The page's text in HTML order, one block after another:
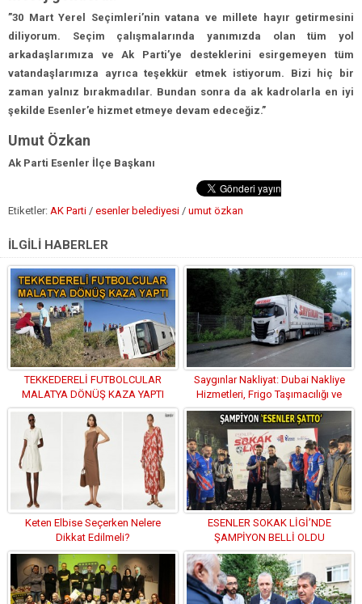
”30 Mart Yerel Seçimleri’nin vatana ve millete hayır getirmesini
diliyorum. Seçim çalışmalarında yanımızda olan tüm yol
arkadaşlarımıza ve Ak Parti’ye desteklerini esirgemeyen tüm
vatandaşlarımıza ayrıca teşekkür etmek istiyorum. Bizi hiç bir
zaman yalnız bırakmadılar. Bundan sonra da ak kadrolarla en iyi
şekilde Esenler’e hizmet etmeye devam edeceğiz.”
Umut Özkan
Ak Parti Esenler İlçe Başkanı
Etiketler: AK Parti / esenler belediyesi / umut özkan
İLGİLİ HABERLER
TEKKEDERELİ FUTBOLCULAR
MALATYA DÖNÜŞ KAZA YAPTI
Saygınlar Nakliyat: Dubai Nakliye
Hizmetleri, Frigo Taşımacılığı ve
Parsiyel Taşıma
Keten Elbise Seçerken Nelere
Dikkat Edilmeli?
ESENLER SOKAK LİGİ’NDE
ŞAMPİYON BELLİ OLDU